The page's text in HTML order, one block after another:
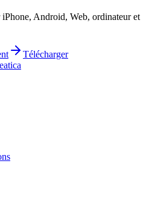
Android, Web, ordinateur et
Télécharger